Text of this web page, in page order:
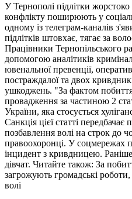
У Тернополі підлітки
конфлікту поширюють у
одному із телеграм-каналів
підлітків штовхає, тягає за
Працівники Тернопільського
допомогою аналітиків
ювенальної превенції,
постраждалої та двох
ушкоджень. "За фактом
провадження за частиною 2
України, яка стосується
Санкція цієї статті передбачає
позбавлення волі на строк до
правоохоронці. У соцмережах
інцидент з кривдницею.
дівчат. Читайте також: За
загрожують громадські
волі